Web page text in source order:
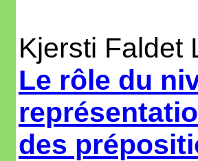
Kjersti Faldet
Le rôle du
des